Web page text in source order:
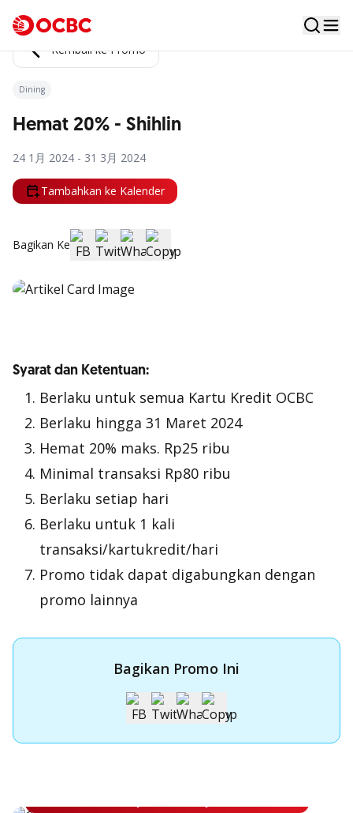
Kembali ke Promo
Dining
Hemat 20% - Shihlin
24 1月 2024 - 31 3月 2024
Tambahkan ke Kalender
Bagikan Ke
Syarat dan Ketentuan:
Berlaku untuk semua Kartu Kredit OCBC
Berlaku hingga 31 Maret 2024
Hemat 20% maks. Rp25 ribu
Minimal transaksi Rp80 ribu
Berlaku setiap hari
Berlaku untuk 1 kali
transaksi/kartukredit/hari
Promo tidak dapat digabungkan dengan
promo lainnya
Bagikan Promo Ini
Apply Kartu Kredit OCBC NISP